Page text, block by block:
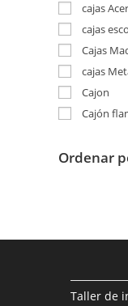
cajas
cajas
Cajas
cajas
Cajon
Cajón
Ordenar
Taller de